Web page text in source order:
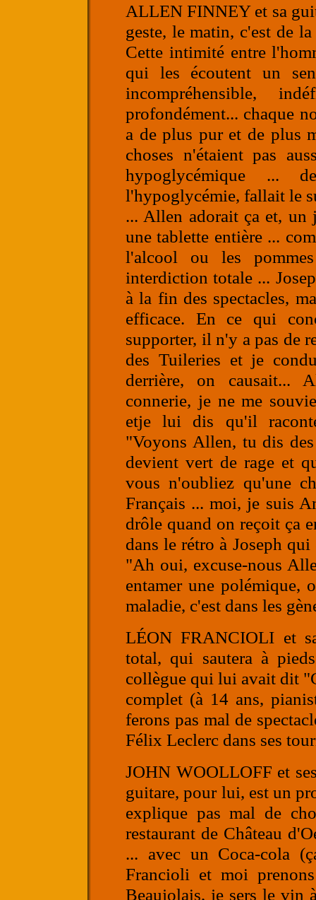
ALLEN FINNEY et sa
geste, le matin, c'est de
Cette intimité entre
qui les écoutent un
incompréhensible,
profondément... chaque
a de plus pur et de plus
choses n'étaient pas
hypoglycémique ...
l'hypoglycémie, fallait le
... Allen adorait ça et, un
une tablette entière ...
l'alcool ou les
interdiction totale ...
à la fin des spectacles,
efficace. En ce qui
supporter, il n'y a pas de
des Tuileries et je
derrière, on causait...
connerie, je ne me
etje lui dis qu'il
"Voyons Allen, tu dis
devient vert de rage et
vous n'oubliez qu'une
Français ... moi, je suis
drôle quand on reçoit ça
dans le rétro à Joseph
"Ah oui, excuse-nous
entamer une polémique,
maladie, c'est dans les
LÉON FRANCIOLI et
total, qui sautera à
collègue qui lui avait dit
complet (à 14 ans,
ferons pas mal de
Félix Leclerc dans ses
JOHN WOOLLOFF et
guitare, pour lui, est un
explique pas mal de
restaurant de Château
... avec un Coca-cola
Francioli et moi
Beaujolais, je sers le vin